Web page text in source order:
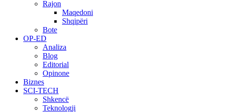
Rajon
Maqedoni
Shqipëri
Bote
OP-ED
Analiza
Blog
Editorial
Opinone
Biznes
SCI-TECH
Shkencë
Teknologji